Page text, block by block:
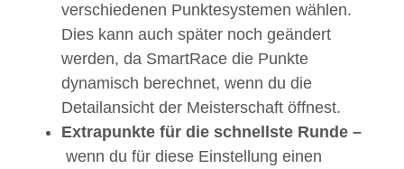
verschiedenen Punktesystemen wählen.
Dies kann auch später noch geändert
werden, da SmartRace die Punkte
dynamisch berechnet, wenn du die
Detailansicht der Meisterschaft öffnest.
Extrapunkte für die schnellste Runde –
wenn du für diese Einstellung einen